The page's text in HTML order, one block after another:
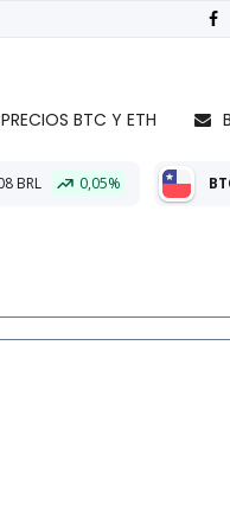
PRECIOS BTC Y ETH
BTC 59.082.257,09 CLP